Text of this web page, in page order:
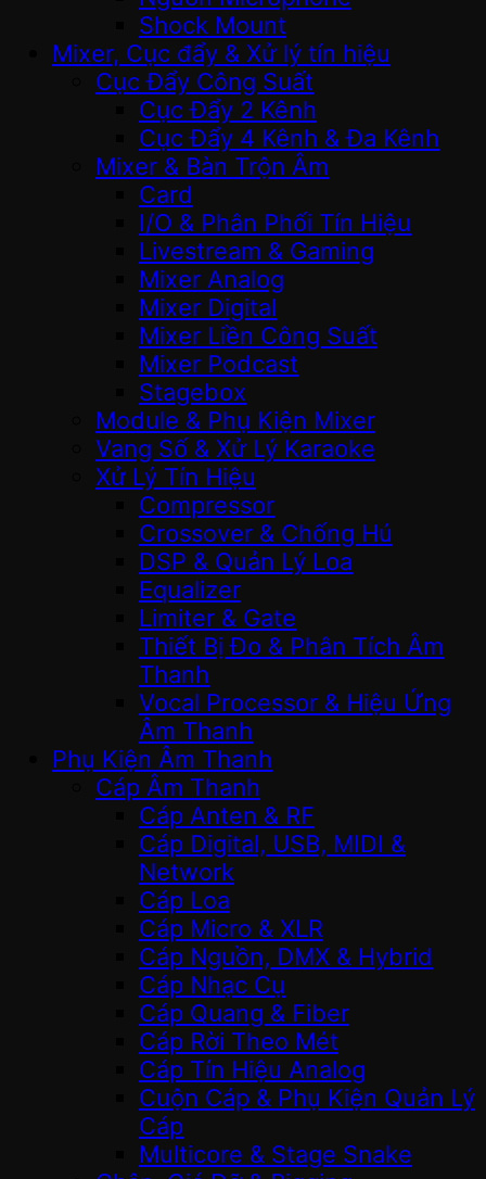
Shock Mount
Mixer, Cục đẩy & Xử lý tín hiệu
Cục Đẩy Công Suất
Cục Đẩy 2 Kênh
Cục Đẩy 4 Kênh & Đa Kênh
Mixer & Bàn Trộn Âm
Card
I/O & Phân Phối Tín Hiệu
Livestream & Gaming
Mixer Analog
Mixer Digital
Mixer Liền Công Suất
Mixer Podcast
Stagebox
Module & Phụ Kiện Mixer
Vang Số & Xử Lý Karaoke
Xử Lý Tín Hiệu
Compressor
Crossover & Chống Hú
DSP & Quản Lý Loa
Equalizer
Limiter & Gate
Thiết Bị Đo & Phân Tích Âm
Thanh
Vocal Processor & Hiệu Ứng
Âm Thanh
Phụ Kiện Âm Thanh
Cáp Âm Thanh
Cáp Anten & RF
Cáp Digital, USB, MIDI &
Network
Cáp Loa
Cáp Micro & XLR
Cáp Nguồn, DMX & Hybrid
Cáp Nhạc Cụ
Cáp Quang & Fiber
Cáp Rời Theo Mét
Cáp Tín Hiệu Analog
Cuộn Cáp & Phụ Kiện Quản Lý
Cáp
Multicore & Stage Snake